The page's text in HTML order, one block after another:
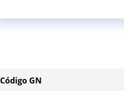
Código GN